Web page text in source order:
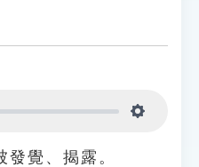
覺、揭露。